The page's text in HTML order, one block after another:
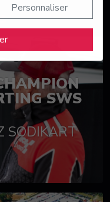
Personnaliser
SWS
SODIKART